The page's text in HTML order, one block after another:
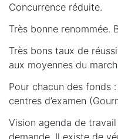
Concurrence réduite.
Très bonne renommée.
Très bons taux de
aux moyennes du
Pour chacun des fonds
centres d’examen
Vision agenda de
demande. Il existe de